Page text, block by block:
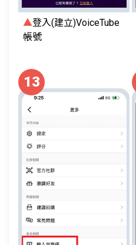
▲登入(建立)VoiceTube
帳號
13